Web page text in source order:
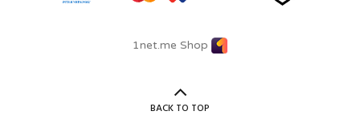
1net.me Shop
BACK TO TOP